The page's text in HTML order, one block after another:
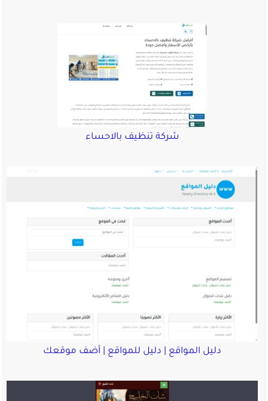
شركة تنظيف بالاحساء
دليل المواقع | دليل للمواقع | أضف موقعك